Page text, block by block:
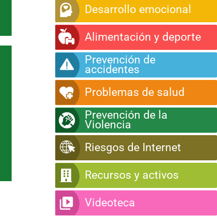
Desarrollo emocional
Alimentación y deporte
Prevención de
accidentes
Problemas de salud
Prevención de la
Violencia
Riesgos de Internet
Recursos y activos
Videoteca